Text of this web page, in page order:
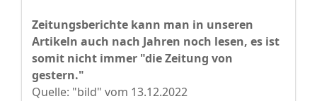
Zeitungsberichte kann man in unseren
Artikeln auch nach Jahren noch lesen, es ist
somit nicht immer "die Zeitung von
gestern."
Quelle: "bild" vom 13.12.2022